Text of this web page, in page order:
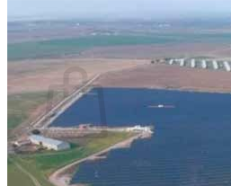
Volver a la tienda
Carrito
No hay productos en el carrito.